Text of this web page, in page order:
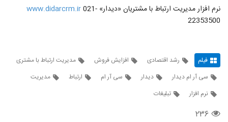
نرم افزار مدیریت ارتباط با مشتریان «دیدار» www.didarcrm.ir021-
22353500
فیلم رشد اقتصادی افزایش فروش
مدیریت ارتباط با مشتری
سی آر ام دیدار
دیدار سی آر ام ارتباط
مدیریت
نرم افزار
تبلیغات
۲۳۶